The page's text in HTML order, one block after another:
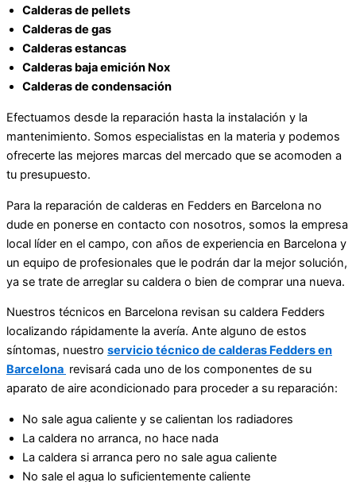
Calderas de pellets
Calderas de gas
Calderas estancas
Calderas baja emición Nox
Calderas de condensación
Efectuamos desde la reparación hasta la instalación y la
mantenimiento. Somos especialistas en la materia y podemos
ofrecerte las mejores marcas del mercado que se acomoden a
tu presupuesto.
Para la reparación de calderas en Fedders en Barcelona no
dude en ponerse en contacto con nosotros, somos la empresa
local líder en el campo, con años de experiencia en Barcelona y
un equipo de profesionales que le podrán dar la mejor solución,
ya se trate de arreglar su caldera o bien de comprar una nueva.
Nuestros técnicos en Barcelona revisan su caldera Fedders
localizando rápidamente la avería. Ante alguno de estos
síntomas, nuestro servicio técnico de calderas Fedders en
Barcelona revisará cada uno de los componentes de su
aparato de aire acondicionado para proceder a su reparación:
No sale agua caliente y se calientan los radiadores
La caldera no arranca, no hace nada
La caldera si arranca pero no sale agua caliente
No sale el agua lo suficientemente caliente